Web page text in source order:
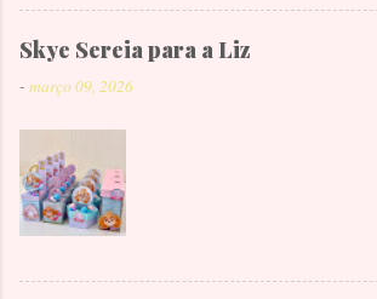
Skye Sereia para a Liz
- março 09, 2026